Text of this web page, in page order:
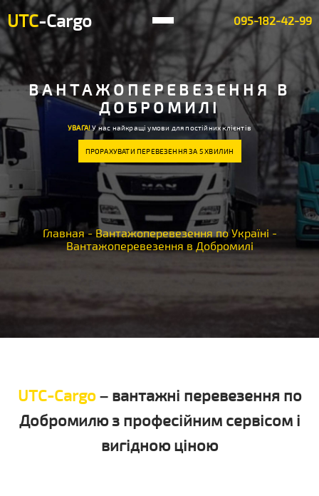
UTC-Cargo 095-182-42-99
ВАНТАЖОПЕРЕВЕЗЕННЯ В
ДОБРОМИЛІ
УВАГА!У нас найкращі умови для постійних клієнтів
ПРОРАХУВАТИ ПЕРЕВЕЗЕННЯ ЗА 5 ХВИЛИН
Главная - Вантажоперевезення по Україні -
Вантажоперевезення в Добромилі
UTC-Cargo– вантажні перевезення по
Добромилю з професійним сервісом і
вигідною ціною